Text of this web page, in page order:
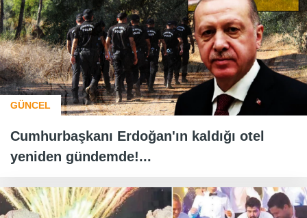
GÜNCEL
Cumhurbaşkanı Erdoğan'ın kaldığı otel
yeniden gündemde!...